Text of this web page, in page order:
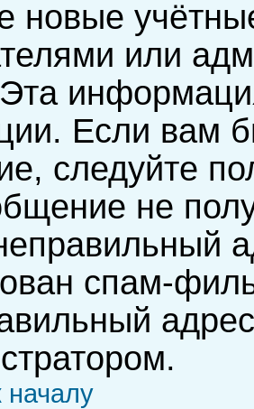
новые
или
Если вам
следуйте
не
спам-
началу